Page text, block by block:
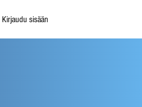
Kirjaudu sisään